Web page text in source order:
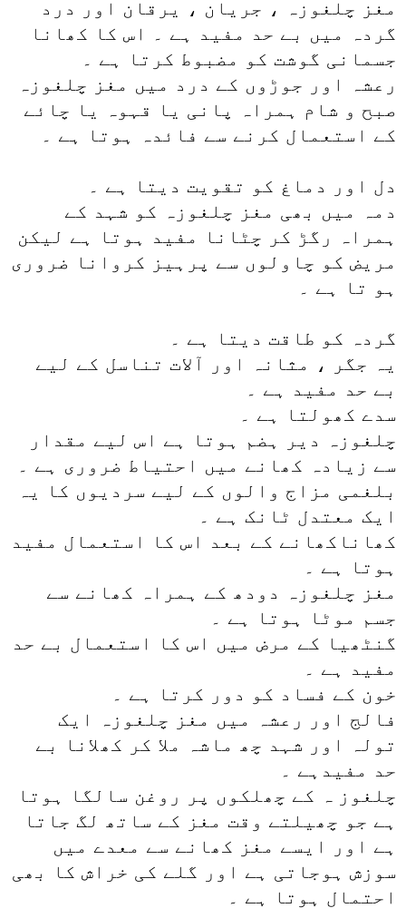
مغز چلغوزہ ، جریان ، یرقان اور درد
گردہ میں بے حد مفید ہے ۔ اس کا کھانا
جسمانی گوشت کو مضبوط کرتا ہے ۔
رعشہ اور جوڑوں کے درد میں مغز چلغوزہ
صبح و شام ہمراہ پانی یا قہوہ یا چائے
کے استعمال کرنے سے فائدہ ہوتا ہے ۔
دل اور دماغ کو تقویت دیتا ہے ۔
دمہ میں بھی مغز چلغوزہ کو شہد کے
ہمراہ رگڑ کر چٹانا مفید ہوتا ہے لیکن
مریض کو چاولوں سے پرہیز کروانا ضروری
ہو تا ہے ۔
گردہ کو طاقت دیتا ہے ۔
یہ جگر ، مثانہ اور آلات تناسل کے لیے
بے حد مفید ہے ۔
سدے کھولتا ہے ۔
چلغوزہ دیر ہضم ہوتا ہے اس لیے مقدار
سے زیادہ کھانے میں احتیاط ضروری ہے ۔
بلغمی مزاج والوں کے لیے سردیوں کا یہ
ایک معتدل ٹانک ہے ۔
کھاناکھانے کے بعد اس کا استعمال مفید
ہوتا ہے ۔
مغز چلغوزہ دودھ کے ہمراہ کھانے سے
جسم موٹا ہوتا ہے ۔
گنٹھیا کے مرض میں اس کا استعمال بے حد
مفید ہے ۔
خون کے فساد کو دور کرتا ہے ۔
فالج اور رعشہ میں مغز چلغوزہ ایک
تولہ اور شہد چھ ماشہ ملا کر کھلانا بے
حد مفیدہے ۔
چلغوز ہ کے چھلکوں پر روغن سالگا ہوتا
ہے جو چھیلتے وقت مغز کے ساتھ لگ جاتا
ہے اور ایسے مغز کھانے سے معدے میں
سوزش ہوجاتی ہے اور گلے کی خراش کا بھی
احتمال ہوتا ہے ۔